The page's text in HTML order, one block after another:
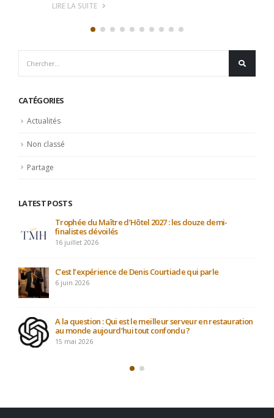
LIRE LA SUITE
CATÉGORIES
Actualités
Non classé
Partage
LATEST POSTS
Trophée du Maître d’Hôtel 2027 : les douze demi-
finalistes dévoilés
16 juillet 2026
C’est l’expérience de Denis Courtiade qui parle
6 juin 2026
A la question : Qui est le meilleur serveur en restauration
au monde aujourd’hui tout confondu ?
15 mai 2026